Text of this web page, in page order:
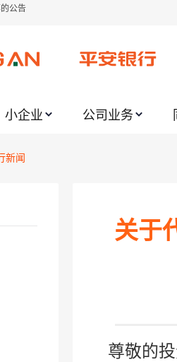
务协议书（个人）》的公告
属业务风险提示的通知
的提示
险防范的提示
平安银行数字信用卡的公告
小企业 公司业务
新闻
关于
尊敬的